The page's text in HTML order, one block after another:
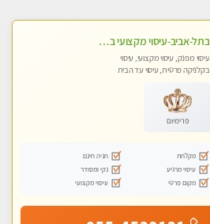
בתל-אביב-עיסוי מקצועי ברמה אחת מעל הכולל אבנים חמות רקמות עמוק בשילוב של כל סוגי העיסוי.
עיסוי מפנק, עיסוי מקצועי, עיסוי
בקלניקה פרטית, עיסוי עד הבית
פרימיום
מקלחת
חניה חינם
עיסוי מרגיע
נקי ומסודר
מקום פרטי
עיסוי מקצועי